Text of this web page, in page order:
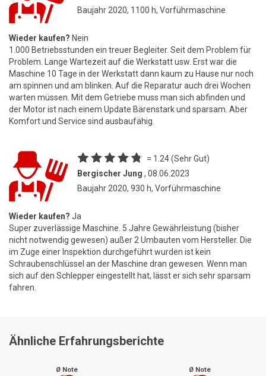
Baujahr 2020, 1100 h, Vorführmaschine
Wieder kaufen? Nein
1.000 Betriebsstunden ein treuer Begleiter. Seit dem Problem für
Problem. Lange Wartezeit auf die Werkstatt usw. Erst war die
Maschine 10 Tage in der Werkstatt dann kaum zu Hause nur noch
am spinnen und am blinken. Auf die Reparatur auch drei Wochen
warten müssen. Mit dem Getriebe muss man sich abfinden und
der Motor ist nach einem Update Bärenstark und sparsam. Aber
Komfort und Service sind ausbaufähig.
= 1.24 (Sehr Gut)
Bergischer Jung , 08.06.2023
Baujahr 2020, 930 h, Vorführmaschine
Wieder kaufen? Ja
Super zuverlässige Maschine. 5 Jahre Gewährleistung (bisher
nicht notwendig gewesen) außer 2 Umbauten vom Hersteller. Die
im Zuge einer Inspektion durchgeführt wurden ist kein
Schraubenschlüssel an der Maschine dran gewesen. Wenn man
sich auf den Schlepper eingestellt hat, lässt er sich sehr sparsam
fahren.
Ähnliche Erfahrungsberichte
Ø Note Ø Note